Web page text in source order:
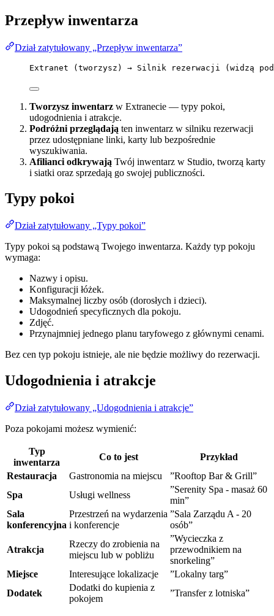
Przepływ inwentarza
Dział zatytułowany „Przepływ inwentarza”
Extranet (tworzysz) → Silnik rezerwacji (widzą
Tworzysz inwentarz w Extranecie — typy pokoi,
udogodnienia i atrakcje.
Podróżni przeglądają ten inwentarz w silniku rezerwacji
przez udostępniane linki, karty lub bezpośrednie
wyszukiwania.
Afilianci odkrywają Twój inwentarz w Studio, tworzą karty
i siatki oraz sprzedają go swojej publiczności.
Typy pokoi
Dział zatytułowany „Typy pokoi”
Typy pokoi są podstawą Twojego inwentarza. Każdy typ pokoju
wymaga:
Nazwy i opisu.
Konfiguracji łóżek.
Maksymalnej liczby osób (dorosłych i dzieci).
Udogodnień specyficznych dla pokoju.
Zdjęć.
Przynajmniej jednego planu taryfowego z głównymi cenami.
Bez cen typ pokoju istnieje, ale nie będzie możliwy do rezerwacji.
Udogodnienia i atrakcje
Dział zatytułowany „Udogodnienia i atrakcje”
Poza pokojami możesz wymienić:
Typ
inwentarza
Co to jest
Przykład
Restauracja
Gastronomia na miejscu
”Rooftop Bar & Grill”
Spa
Usługi wellness
”Serenity Spa - masaż 60
min”
Sala
konferencyjna
Przestrzeń na wydarzenia
i konferencje
”Sala Zarządu A - 20
osób”
Atrakcja
Rzeczy do zrobienia na
miejscu lub w pobliżu
”Wycieczka z
przewodnikiem na
snorkeling”
Miejsce
Interesujące lokalizacje
”Lokalny targ”
Dodatek
Dodatki do kupienia z
pokojem
”Transfer z lotniska”